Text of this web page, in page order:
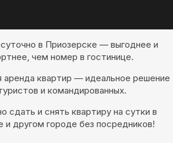
в Приозерске — выгоднее и
чем номер в гостинице.
аренда квартир — идеальное решение
и командированных.
сдать и снять квартиру на сутки в
и другом городе без посредников!